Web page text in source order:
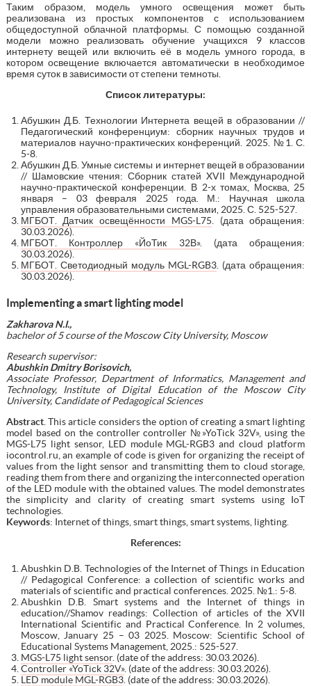
Таким образом, модель умного освещения может быть
реализована из простых компонентов с использованием
общедоступной облачной платформы. С помощью созданной
модели можно реализовать обучение учащихся 9 классов
интернету вещей или включить её в модель умного города, в
котором освещение включается автоматически в необходимое
время суток в зависимости от степени темноты.
Список литературы:
Абушкин Д.Б. Технологии Интернета вещей в образовании //
Педагогический конференциум: сборник научных трудов и
материалов научно-практических конференций. 2025. №1. С.
5-8.
Абушкин Д.Б. Умные системы и интернет вещей в образовании
// Шамовские чтения: Сборник статей XVII Международной
научно-практической конференции. В 2-х томах, Москва, 25
января – 03 февраля 2025 года. М.: Научная школа
управления образовательными системами, 2025. С. 525-527.
МГБОТ. Датчик освещённости MGS-L75 . (дата обращения:
30.03.2026).
МГБОТ. Контроллер «ЙоТик 32В». (дата обращения:
30.03.2026).
МГБОТ. Светодиодный модуль MGL-RGB3 . (дата обращения:
30.03.2026).
Implementing a smart lighting model
Zakharova N.I.,
bachelorof 5 course of the Moscow City University, Moscow
Research supervisor:
Abushkin Dmitry Borisovich,
Associate Professor, Department of Informatics, Management and
Technology, Institute of Digital Education of the Moscow City
University, Candidate of Pedagogical Sciences
Abstract. This article considers the option of creating a smart lighting
model based on the controller controller №»YoTick 32V», using the
MGS-L75 light sensor, LED module MGL-RGB3 and cloud platform
iocontrol.ru, an example of code is given for organizing the receipt of
values from the light sensor and transmitting them to cloud storage,
reading them from there and organizing the interconnected operation
of the LED module with the obtained values. The model demonstrates
the simplicity and clarity of creating smart systems using IoT
technologies.
Keywords: Internet of things, smart things, smart systems, lighting.
References:
Abushkin D.B. Technologies of the Internet of Things in Education
// Pedagogical Conference: a collection of scientific works and
materials of scientific and practical conferences. 2025. №1.: 5-8.
Abushkin D.B. Smart systems and the Internet of things in
education//Shamov readings: Collection of articles of the XVII
International Scientific and Practical Conference. In 2 volumes,
Moscow, January 25 – 03 2025. Moscow: Scientific School of
Educational Systems Management, 2025.: 525-527.
MGS-L75 light sensor. (date of the address: 30.03.2026).
Controller «YoTick 32V». (date of the address: 30.03.2026).
LED module MGL-RGB3. (date of the address: 30.03.2026).